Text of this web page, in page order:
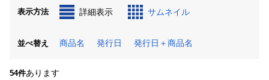
表示方法 詳細表示 サムネイル
並べ替え 商品名 発行日 発行日＋商品名
54件あります